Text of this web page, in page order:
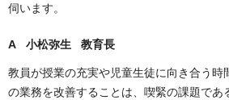
伺います。
A 小松弥生 教育長
教員が授業の充実や児童生徒に向き合う時
の業務を改善することは、喫緊の課題であ